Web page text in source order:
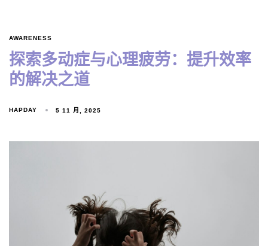
AWARENESS
探索多动症与心理疲劳：提升效率
的解决之道
HAPDAY 5 11 月, 2025